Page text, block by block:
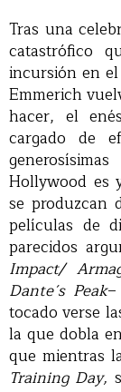
Tras una
catastrófico
incursión en
Emmerich
hacer, el
cargado de
Hollywood es
se produzcan
películas de
parecidos
Impact/
Dante´s Peak
tocado verse
la que dobla
que mientras
Training Day,